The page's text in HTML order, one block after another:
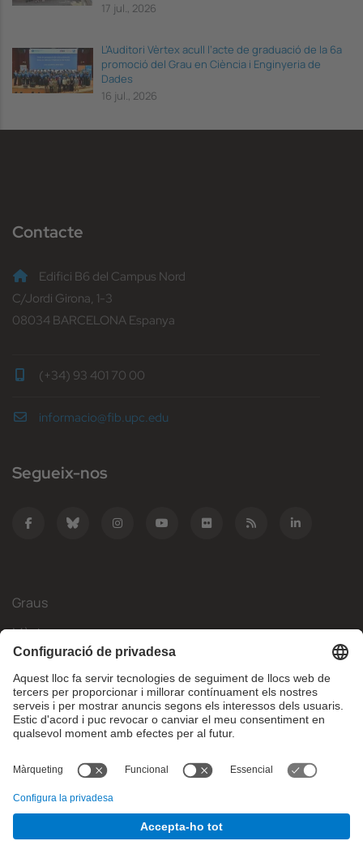
17 jul., 2026
L’Auditori Vèrtex acull l’acte de graduació de la 6a
promoció del Grau en Ciència i Enginyeria de
Dades
16 jul., 2026
Contacte
Edifici B6 del Campus Nord
C/Jordi Girona, 1-3
08034 BARCELONA Espanya
(+34) 93 401 70 00
informacio@fib.upc.edu
Segueix-nos
Graus
Màsters
Mobilitat Internacional
Recerca
Empresa
Què necessites?